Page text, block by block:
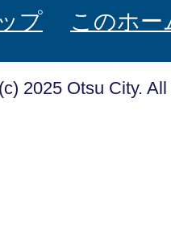
プ このホ
2025 Otsu City.